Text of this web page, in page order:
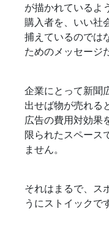
が描かれているよ
購入者を、いい社
捕えているのでは
ためのメッセージ
企業にとって新聞
出せば物が売れる
広告の費用対効果
限られたスペース
ません。
それはまるで、ス
うにストイックで